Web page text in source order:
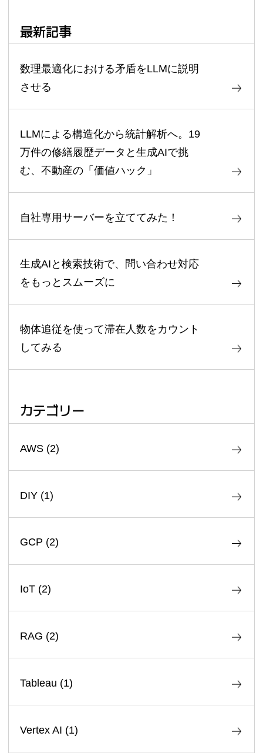
最新記事
数理最適化における矛盾をLLMに説明
させる
LLMによる構造化から統計解析へ。19
万件の修繕履歴データと生成AIで挑
む、不動産の「価値ハック」
自社専用サーバーを立ててみた！
生成AIと検索技術で、問い合わせ対応
をもっとスムーズに
物体追従を使って滞在人数をカウント
してみる
カテゴリー
AWS(2)
DIY(1)
GCP (2)
IoT(2)
RAG (2)
Tableau (1)
Vertex AI (1)